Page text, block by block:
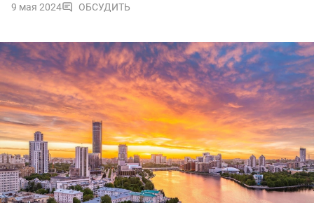
9 мая 2024 ОБСУДИТЬ